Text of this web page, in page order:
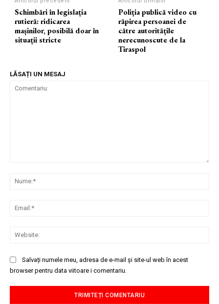
Schimbări în legislația
rutieră: ridicarea
mașinilor, posibilă doar în
situații stricte
Poliția publică video cu
răpirea persoanei de
către autoritățile
nerecunoscute de la
Tiraspol
LĂSAȚI UN MESAJ
Salvați numele meu, adresa de e-mail și site-ul web în acest
browser pentru data viitoare i comentariu.